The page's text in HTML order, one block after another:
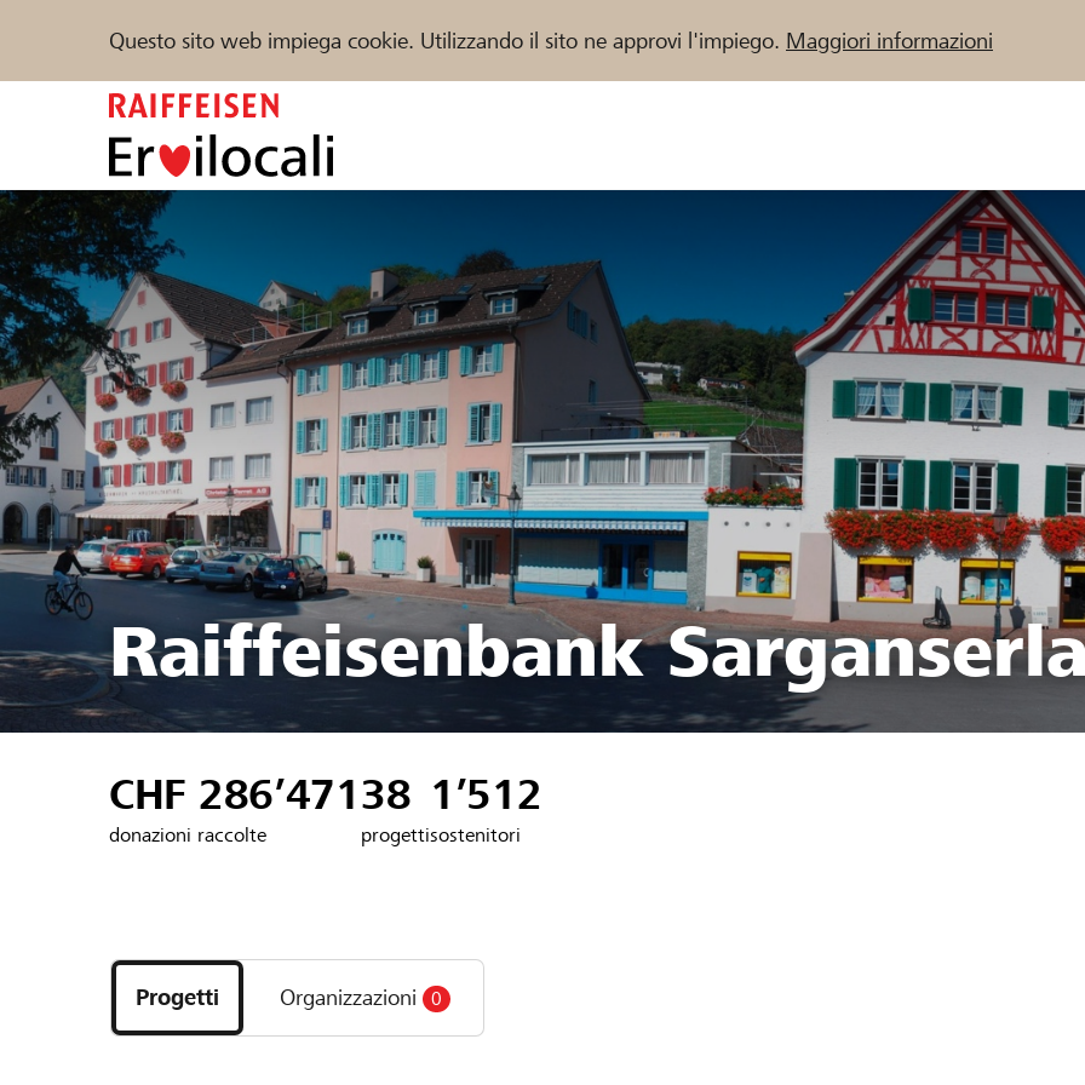
Questo sito web impiega cookie. Utilizzando il sito ne approvi l'impiego. Maggiori informazioni
Sostenere
Trova progetti e organizzazioni
DE FR IT
Raiffeisenbank
CHF 286’471
donazioni raccolte
38
progetti
1’512
sostenitori
i
progetti
e
Progetti Organizzazioni 0